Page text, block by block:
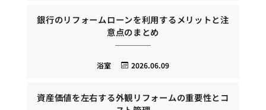
銀行のリフォームローンを利用するメリットと注
意点のまとめ
2026.06.09
浴室
資産価値を左右する外観リフォームの重要性とコ